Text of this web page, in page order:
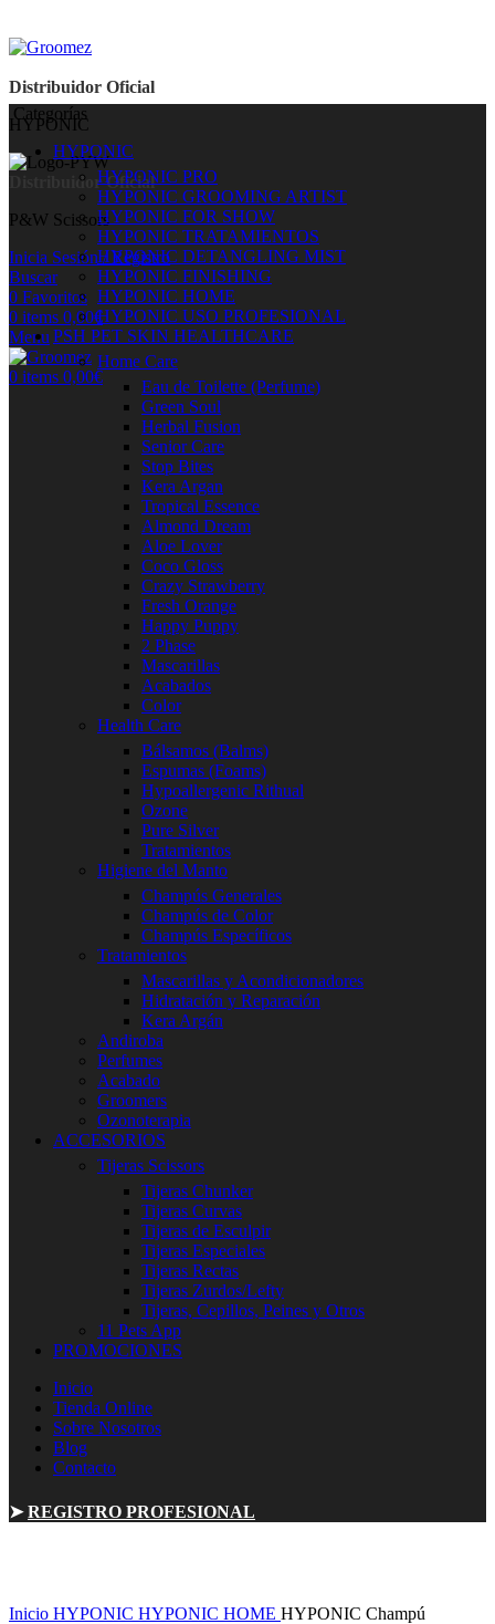
Distribuidor Oficial
HYPONIC
Distribuidor Oficial
P&W Scissors
Inicia Sesión / Registro
Buscar
0 Favoritos
0 items 0,00€
Menu
0 items 0,00€
Categorías
HYPONIC
HYPONIC PRO
HYPONIC GROOMING ARTIST
HYPONIC FOR SHOW
HYPONIC TRATAMIENTOS
HYPONIC DETANGLING MIST
HYPONIC FINISHING
HYPONIC HOME
HYPONIC USO PROFESIONAL
PSH PET SKIN HEALTHCARE
Home Care
Eau de Toilette (Perfume)
Green Soul
Herbal Fusion
Senior Care
Stop Bites
Kera Argan
Tropical Essence
Almond Dream
Aloe Lover
Coco Gloss
Crazy Strawberry
Fresh Orange
Happy Puppy
2 Phase
Mascarillas
Acabados
Color
Health Care
Bálsamos (Balms)
Espumas (Foams)
Hypoallergenic Rithual
Ozone
Pure Silver
Tratamientos
Higiene del Manto
Champús Generales
Champús de Color
Champús Específicos
Tratamientos
Mascarillas y Acondicionadores
Hidratación y Reparación
Kera Argán
Andiroba
Perfumes
Acabado
Groomers
Ozonoterapia
ACCESORIOS
Tijeras Scissors
Tijeras Chunker
Tijeras Curvas
Tijeras de Esculpir
Tijeras Especiales
Tijeras Rectas
Tijeras Zurdos/Lefty
Tijeras, Cepillos, Peines y Otros
11 Pets App
PROMOCIONES
Inicio
Tienda Online
Sobre Nosotros
Blog
Contacto
➤REGISTRO PROFESIONAL
Inicio HYPONIC HYPONIC HOME HYPONIC Champú